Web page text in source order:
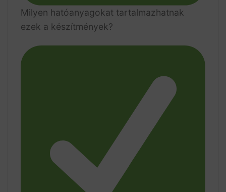
Milyen hatóanyagokat tartalmazhatnak
ezek a készítmények?